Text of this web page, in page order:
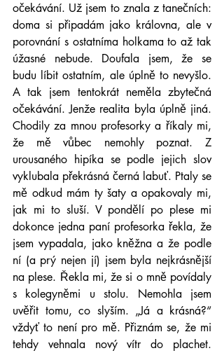
očekávání. Už jsem to znala z tanečních:
doma si připadám jako královna, ale v
porovnání s ostatníma holkama to až tak
úžasné nebude. Doufala jsem, že se
budu líbit ostatním, ale úplně to nevyšlo.
A tak jsem tentokrát neměla zbytečná
očekávání. Jenže realita byla úplně jiná.
Chodily za mnou profesorky a říkaly mi,
že mě vůbec nemohly poznat. Z
urousaného hipíka se podle jejich slov
vyklubala překrásná černá labuť. Ptaly se
mě odkud mám ty šaty a opakovaly mi,
jak mi to sluší. V pondělí po plese mi
dokonce jedna paní profesorka řekla, že
jsem vypadala, jako kněžna a že podle
ní (a prý nejen jí) jsem byla nejkrásnější
na plese. Řekla mi, že si o mně povídaly
s kolegyněmi u stolu. Nemohla jsem
uvěřit tomu, co slyším. „Já a krásná?“
vždyť to není pro mě. Přiznám se, že mi
tehdy vehnala nový vítr do plachet.